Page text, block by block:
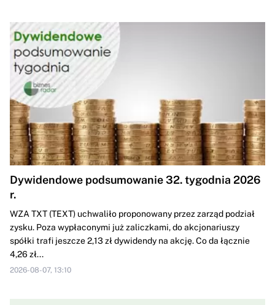
Dywidendowe podsumowanie 32. tygodnia 2026
r.
WZA TXT (TEXT) uchwaliło proponowany przez zarząd podział
zysku. Poza wypłaconymi już zaliczkami, do akcjonariuszy
spółki trafi jeszcze 2,13 zł dywidendy na akcję. Co da łącznie
4,26 zł...
2026-08-07, 13:10